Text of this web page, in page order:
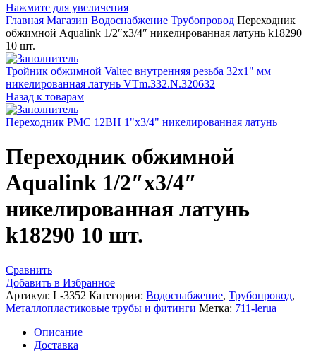
Нажмите для увеличения
Главная Магазин Водоснабжение Трубопровод Переходник
обжимной Aqualink 1/2″х3/4″ никелированная латунь k18290
10 шт.
Тройник обжимной Valtec внутренняя резьба 32х1" мм
никелированная латунь VTm.332.N.320632
Назад к товарам
Переходник РМС 12BH 1"x3/4" никелированная латунь
Переходник обжимной
Aqualink 1/2″х3/4″
никелированная латунь
k18290 10 шт.
Сравнить
Добавить в Избранное
Артикул: L-3352 Категории: Водоснабжение, Трубопровод,
Металлопластиковые трубы и фитинги Метка: 711-lerua
Описание
Доставка